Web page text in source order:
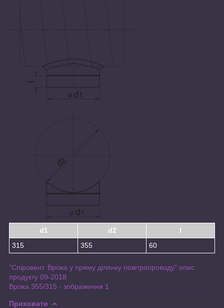
d1 d2
l
315
355 60
"Спіровент. Врізка у пряму ділянку повітропроводу" опис
продукту 09-2018
Врізка 355/315 - зображення 1
Приховати